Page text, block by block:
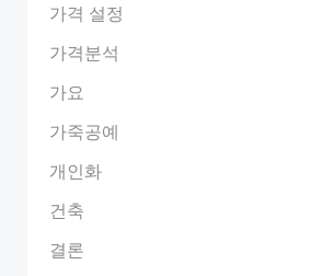
가격 설정
가격분석
가요
가죽공예
개인화
건축
결론